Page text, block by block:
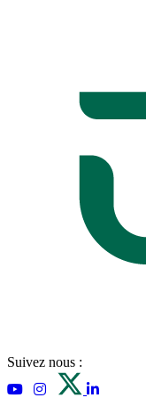
Suivez nous :